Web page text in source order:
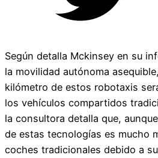
Según detalla Mckinsey en su
la movilidad autónoma
kilómetro de estos robotaxis
los vehículos compartidos
la consultora detalla que,
de estas tecnologías es mucho
coches tradicionales debido a